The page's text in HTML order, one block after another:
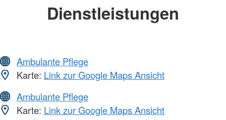
Dienstleistungen
Ambulante Pflege
Karte: Link zur Google Maps Ansicht
Ambulante Pflege
Karte: Link zur Google Maps Ansicht